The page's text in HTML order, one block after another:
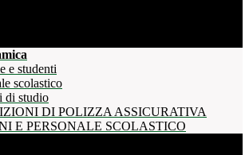
e studenti
scolastico
di studio
DI POLIZZA ASSICURATIVA
E PERSONALE SCOLASTICO